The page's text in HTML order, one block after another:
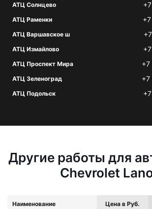
АТЦ Солнцево
АТЦ Раменки
АТЦ Варшавское ш
АТЦ Измайлово
АТЦ Проспект Мира
АТЦ Зеленоград
АТЦ Подольск
Другие работы для
Chevrolet
Наименование Цена в Руб.